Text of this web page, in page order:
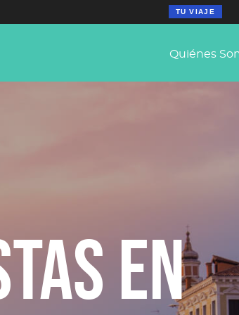
TU VIAJE
Quiénes
en